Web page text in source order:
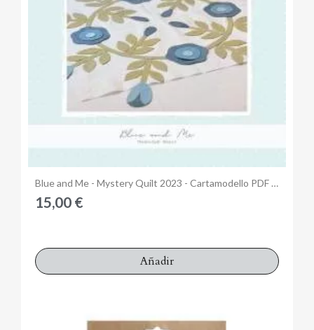
Anteprima Blue and Me - Mystery Quilt 2023 - Cartamodello PDF Blocco 01
15,00 €
Añadir